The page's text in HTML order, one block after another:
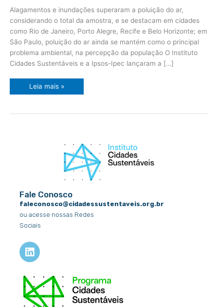
Alagamentos e inundações superaram a poluição do ar,
considerando o total da amostra, e se destacam em cidades
como Rio de Janeiro, Porto Alegre, Recife e Belo Horizonte; em
São Paulo, poluição do ar ainda se mantém como o principal
problema ambiental, na percepção da população O Instituto
Cidades Sustentáveis e a Ipsos-Ipec lançaram a […]
em
dez
capitais
Leia mais »
Fale Conosco
faleconosco@cidadessustentaveis.org.br
ou acesse nossas Redes
Sociais
L
i
k
e
d